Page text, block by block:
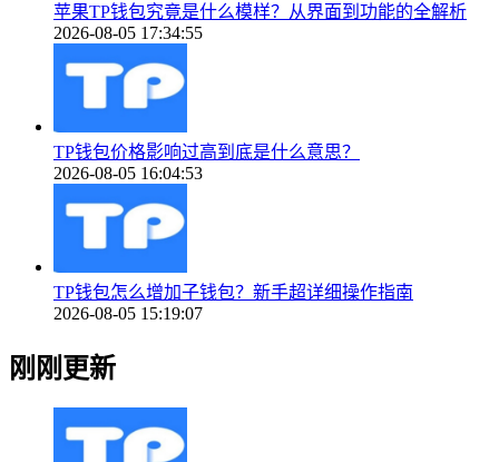
苹果TP钱包究竟是什么模样？从界面到功能的全解析
2026-08-05 17:34:55
TP钱包价格影响过高到底是什么意思？
2026-08-05 16:04:53
TP钱包怎么增加子钱包？新手超详细操作指南
2026-08-05 15:19:07
刚刚更新